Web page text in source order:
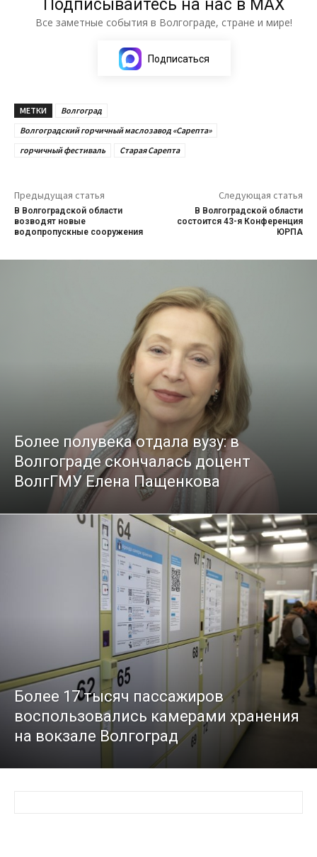
Подписывайтесь на нас в МАХ
Все заметные события в Волгограде, стране и мире!
Подписаться
МЕТКИ
Волгоград
Волгоградский горчичный маслозавод «Сарепта»
горчичный фестиваль
Старая Сарепта
Предыдущая статья
В Волгоградской области
возводят новые
водопропускные сооружения
Следующая статья
В Волгоградской области
состоится 43-я Конференция
ЮРПА
Более полувека отдала вузу: в
Волгограде скончалась доцент
ВолгГМУ Елена Пащенкова
Более 17 тысяч пассажиров
воспользовались камерами хранения
на вокзале Волгоград